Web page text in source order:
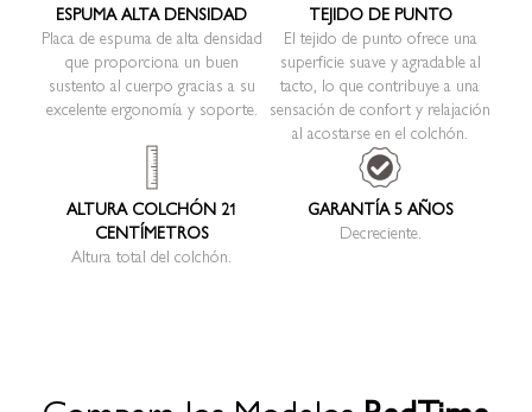
ESPUMA ALTA DENSIDAD
Placa de espuma de alta densidad
que proporciona un buen
sustento al cuerpo gracias a su
excelente ergonomía y soporte.
TEJIDO DE PUNTO
El tejido de punto ofrece una
superficie suave y agradable al
tacto, lo que contribuye a una
sensación de confort y relajación
al acostarse en el colchón.
ALTURA COLCHÓN 21
CENTÍMETROS
Altura total del colchón.
GARANTÍA 5 AÑOS
Decreciente.